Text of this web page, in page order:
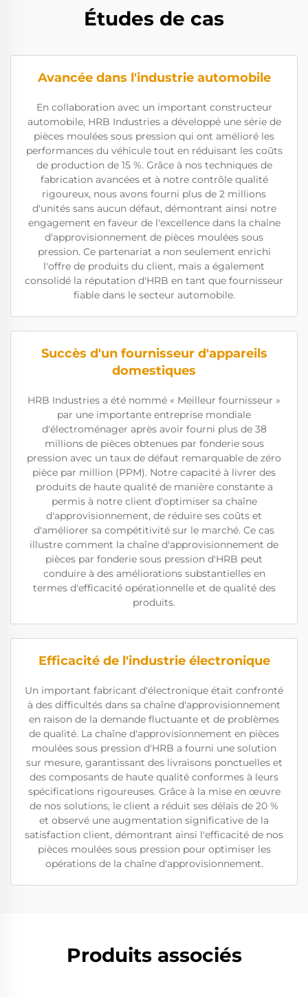
Études de cas
Avancée dans l'industrie automobile
En collaboration avec un important constructeur
automobile, HRB Industries a développé une série de
pièces moulées sous pression qui ont amélioré les
performances du véhicule tout en réduisant les coûts
de production de 15 %. Grâce à nos techniques de
fabrication avancées et à notre contrôle qualité
rigoureux, nous avons fourni plus de 2 millions
d'unités sans aucun défaut, démontrant ainsi notre
engagement en faveur de l'excellence dans la chaîne
d'approvisionnement de pièces moulées sous
pression. Ce partenariat a non seulement enrichi
l'offre de produits du client, mais a également
consolidé la réputation d'HRB en tant que fournisseur
fiable dans le secteur automobile.
Succès d'un fournisseur d'appareils
domestiques
HRB Industries a été nommé « Meilleur fournisseur »
par une importante entreprise mondiale
d'électroménager après avoir fourni plus de 38
millions de pièces obtenues par fonderie sous
pression avec un taux de défaut remarquable de zéro
pièce par million (PPM). Notre capacité à livrer des
produits de haute qualité de manière constante a
permis à notre client d'optimiser sa chaîne
d'approvisionnement, de réduire ses coûts et
d'améliorer sa compétitivité sur le marché. Ce cas
illustre comment la chaîne d'approvisionnement de
pièces par fonderie sous pression d'HRB peut
conduire à des améliorations substantielles en
termes d'efficacité opérationnelle et de qualité des
produits.
Efficacité de l'industrie électronique
Un important fabricant d'électronique était confronté
à des difficultés dans sa chaîne d'approvisionnement
en raison de la demande fluctuante et de problèmes
de qualité. La chaîne d'approvisionnement en pièces
moulées sous pression d'HRB a fourni une solution
sur mesure, garantissant des livraisons ponctuelles et
des composants de haute qualité conformes à leurs
spécifications rigoureuses. Grâce à la mise en œuvre
de nos solutions, le client a réduit ses délais de 20 %
et observé une augmentation significative de la
satisfaction client, démontrant ainsi l'efficacité de nos
pièces moulées sous pression pour optimiser les
opérations de la chaîne d'approvisionnement.
Produits associés